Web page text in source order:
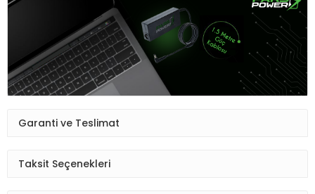
Garanti ve Teslimat
Taksit Seçenekleri